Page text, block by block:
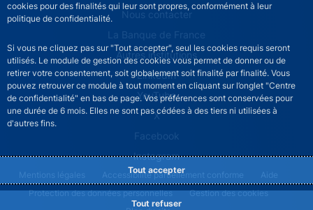
cookies pour des finalités qui leur sont propres, conformément à leur
politique de confidentialité.
Si vous ne cliquez pas sur "Tout accepter", seul les cookies requis seront
utilisés. Le module de gestion des cookies vous permet de donner ou de
retirer votre consentement, soit globalement soit finalité par finalité. Vous
pouvez retrouver ce module à tout moment en cliquant sur l’onglet "Centre
de confidentialité" en bas de page. Vos préférences sont conservées pour
une durée de 6 mois. Elles ne sont pas cédées à des tiers ni utilisées à
d'autres fins.
Tout accepter
Tout refuser
ACPR footer secondary menu (French)
Nous contacter
La Banque de France
Autres institutions
LinkedIn
YouTube
X
Facebook
Instagram
ACPR footer legal notice menu
Mentions légales Accessibilité partiellement conforme
Aide
Protection des données personnelles
Gestion des cookies